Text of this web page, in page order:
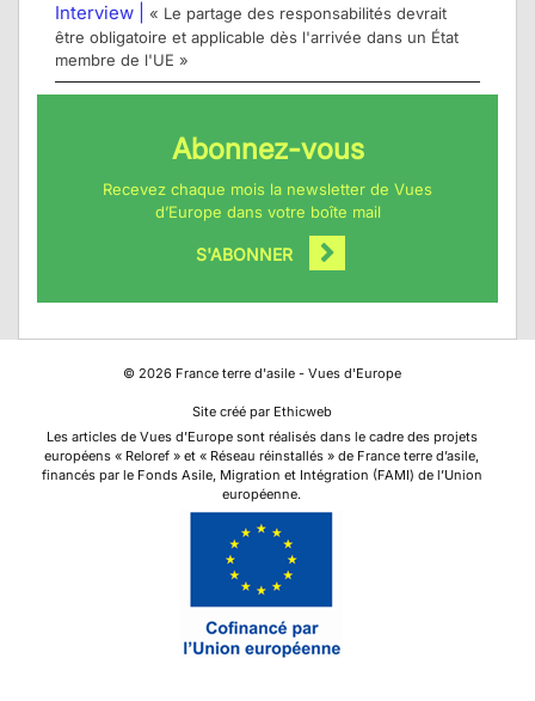
Interview |
« Le partage des responsabilités devrait
être obligatoire et applicable dès l'arrivée dans un État
membre de l'UE »
Abonnez-vous
Recevez chaque mois la newsletter de Vues
d’Europe dans votre boîte mail
S'ABONNER
© 2026France terre d'asile - Vues d'Europe
Site créé par Ethicweb
Les articles de Vues d’Europe sont réalisés dans le cadre des projets
européens « Reloref » et « Réseau réinstallés » de France terre d’asile,
financés par le Fonds Asile, Migration et Intégration (FAMI) de l’Union
européenne.